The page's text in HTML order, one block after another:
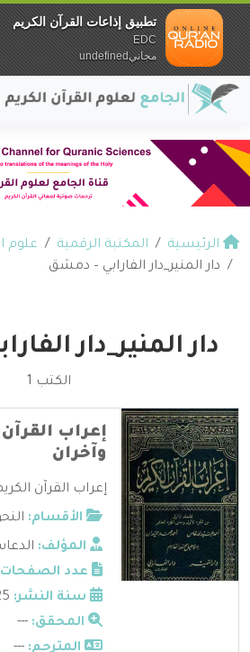
الرئيسية المكتبة الرقمية
علوم
دار المنير_دار الفارابي – دمشق
دار المنير_دار
الكتب 1
إعراب
وآخران
إعراب القرآن
الأقسام:
المؤلف:
عدد
سنة النشر:
المحقق: ---
المترجم: ---
تطبيق إذاعات القرآن الكريم
EDC
مجانيundefined